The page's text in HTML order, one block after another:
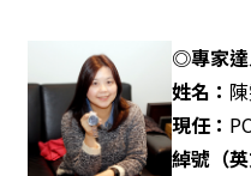
◎專家達
姓名：
現任：
綽號（